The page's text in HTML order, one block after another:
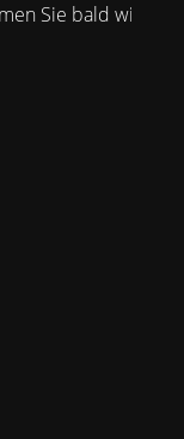
Sie bald wieder.